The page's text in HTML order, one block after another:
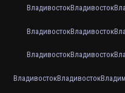
ВладивостокВладивосток
ВладивостокВладивосток
ВладивостокВладивосток
ВладивостокВладивосток